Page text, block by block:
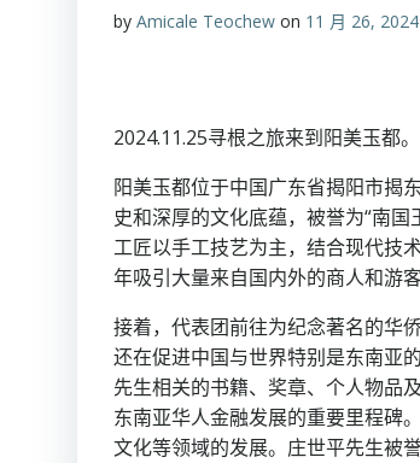
by Amicale Teochew on 11 月 26, 2024
2024.11.25寻根之旅来到阳美玉都。
阳美玉都位于中国广东省揭阳市揭
史和深厚的文化底蕴，被誉为“南
工匠以手工技艺为主，结合现代技
年吸引大量来自国内外的商人和游客
接着，代表团前往为纪念著名的华
还在促进中国与世界特别是东南亚
先生相关的书籍、奖章、个人物品
东南亚华人金融发展的重要里程碑
文化等领域的发展。庄世平先生被